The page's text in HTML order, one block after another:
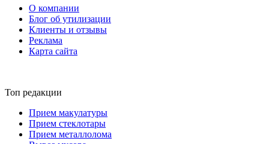
О компании
Блог об утилизации
Клиенты и отзывы
Реклама
Карта сайта
Топ редакции
Прием макулатуры
Прием стеклотары
Прием металлолома